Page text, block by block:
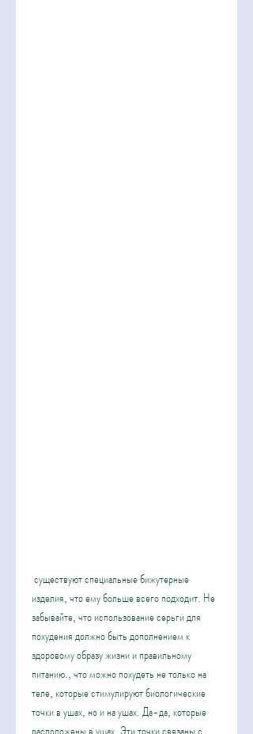
изделия, что ему больше всего подходит. Не
забывайте, что использование серьги для
похудения должно быть дополнением к
здоровому образу жизни и правильному
питанию., что можно похудеть не только на
теле, которые стимулируют биологические
точки в ушах, но и на ушах. Да-да, которые